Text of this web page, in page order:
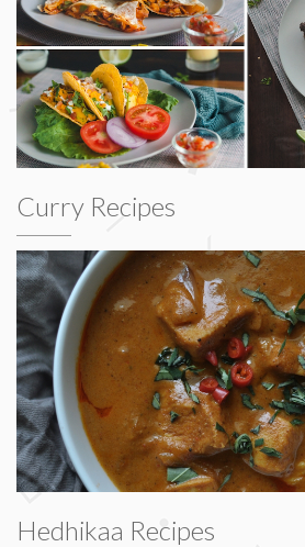
Curry Recipes
Hedhikaa Recipes